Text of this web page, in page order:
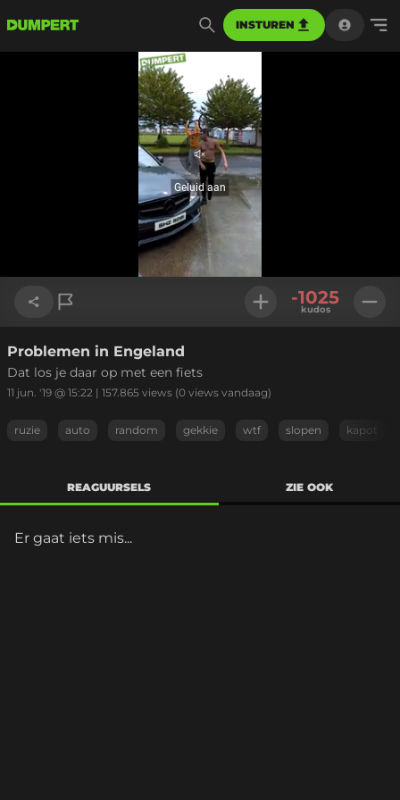
INSTUREN
Geluid
aan
Geluid aan
Link kopiëren
-1025
kudos
Problemen in Engeland
Dat los je daar op met een fiets
11 jun. '19 @ 15:22 | 157.865 views (0 views vandaag)
ruzie auto random gekkie wtf slopen kapot
REAGUURSELS ZIE OOK
Er gaat iets mis...